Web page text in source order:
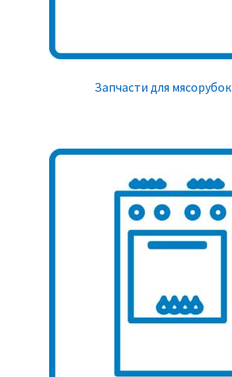
Запчасти для мясорубок